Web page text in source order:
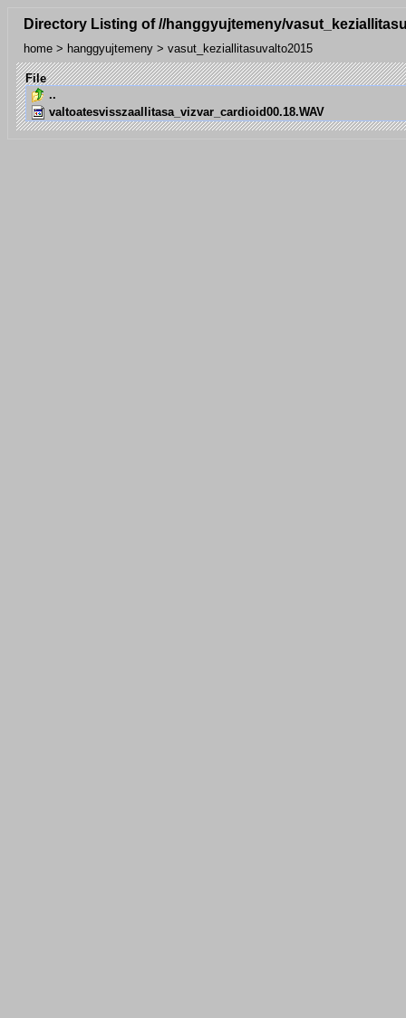
Directory Listing of //hanggyujtemeny/
home > hanggyujtemeny > vasut_keziallitasuvalto2015
File
..
valtoatesvisszaallitasa_vizvar_cardioid00.18.WAV